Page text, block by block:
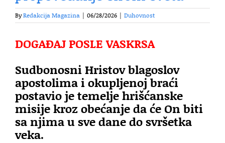
ByRedakcija Magazina 06/28/2026 Duhovnost
DOGAĐAJ POSLE VASKRSA
Sudbonosni Hristov blagoslov
apostolima i okupljenoj braći
postavio je temelje hrišćanske
misije kroz obećanje da će On biti
sa njima u sve dane do svršetka
veka.